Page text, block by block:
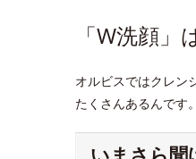
「W洗顔
オルビスではクレン
たくさんあるんです